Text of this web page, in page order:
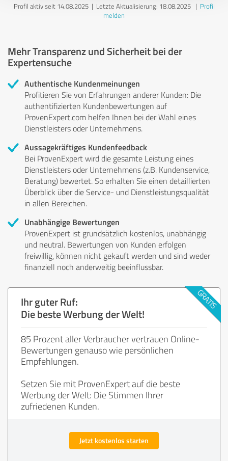
Profil aktiv seit 14.08.2025 | Letzte Aktualisierung: 18.08.2025| Profil
melden
Mehr Transparenz und Sicherheit bei der
Expertensuche
Authentische Kundenmeinungen
Profitieren Sie von Erfahrungen anderer Kunden: Die
authentifizierten Kundenbewertungen auf
ProvenExpert.com helfen Ihnen bei der Wahl eines
Dienstleisters oder Unternehmens.
Aussagekräftiges Kundenfeedback
Bei ProvenExpert wird die gesamte Leistung eines
Dienstleisters oder Unternehmens (z.B. Kundenservice,
Beratung) bewertet. So erhalten Sie einen detaillierten
Überblick über die Service- und Dienstleistungsqualität
in allen Bereichen.
Unabhängige Bewertungen
ProvenExpert ist grundsätzlich kostenlos, unabhängig
und neutral. Bewertungen von Kunden erfolgen
freiwillig, können nicht gekauft werden und sind weder
finanziell noch anderweitig beeinflussbar.
Ihr guter Ruf:
Die beste Werbung der Welt!
85 Prozent aller Verbraucher vertrauen Online-
Bewertungen genauso wie persönlichen
Empfehlungen.
Setzen Sie mit ProvenExpert auf die beste
Werbung der Welt: Die Stimmen Ihrer
zufriedenen Kunden.
Jetzt kostenlos starten